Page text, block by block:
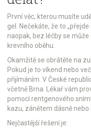
První věc, kterou musíte
gel. Nečekáte, že to
naopak, bez léčby se
krevního oběhu.
Okamžitě se obrátěte na
Pokud je to víkend nebo
přijímáním. V České
včetně Brna. Lékař vám
pomocí rentgenového
kazu, zánětem dásně
Nejčastější řešení je: